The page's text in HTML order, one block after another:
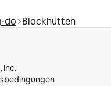
do Blockhütten
Inc.